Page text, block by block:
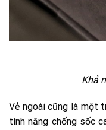
Khả
Vẻ ngoài cũng là một
tính năng chống sốc